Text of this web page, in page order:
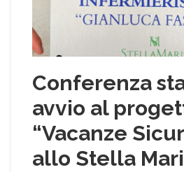
Conferenza
avvio al
“Vacanze
allo Stella